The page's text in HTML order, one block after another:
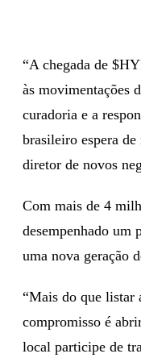
“A chegada de
às movimentações
curadoria e a
brasileiro espera
diretor de novos
Com mais de 4
desempenhado um
uma nova geração
“Mais do que listar
compromisso é
local participe de